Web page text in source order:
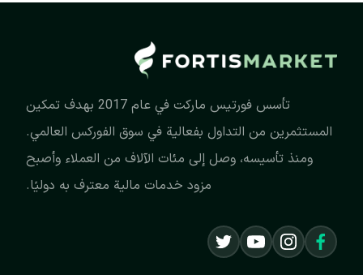
تأسس فورتيس ماركت في عام 2017 بهدف تمكين
المستثمرين من التداول بفعالية في سوق الفوركس العالمي.
ومنذ تأسيسه، وصل إلى مئات الآلاف من العملاء وأصبح
مزود خدمات مالية معترف به دوليًا.